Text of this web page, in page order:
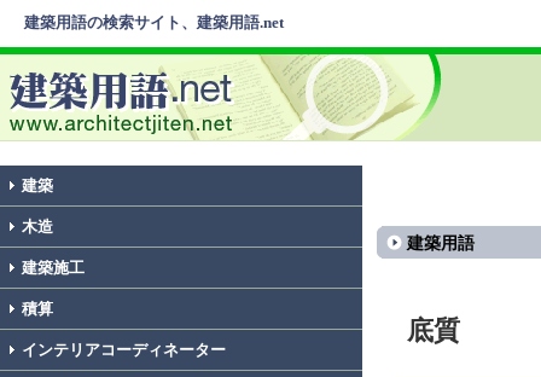
建築用語の検索サイト、建築用語.net
建築
木造
建築施工
積算
インテリアコーディネーター
建築用語
底質